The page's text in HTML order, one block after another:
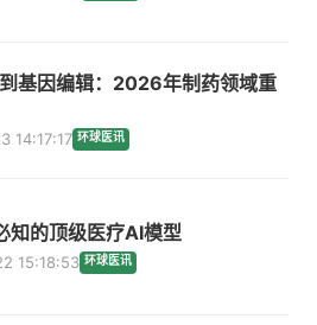
基因编辑：2026年制药领域重
14:17:17 环球医讯
知的顶级医疗AI模型
15:18:53 环球医讯